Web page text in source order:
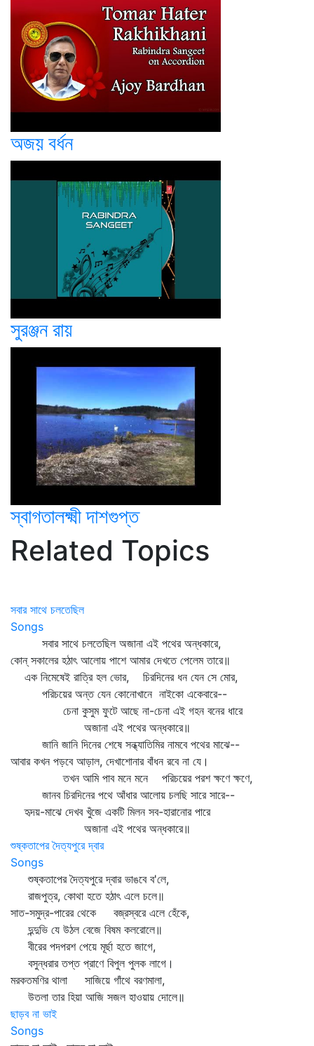
অজয় বর্ধন
সুরঞ্জন রায়
স্বাগতালক্ষ্মী দাশগুপ্ত
Related Topics
সবার সাথে চলতেছিল
Songs
সবার সাথে চলতেছিল অজানা এই পথের অন্ধকারে,
কোন্‌ সকালের হঠাৎ আলোয় পাশে আমার দেখতে পেলেম তারে॥
এক নিমেষেই রাত্রি হল ভোর, চিরদিনের ধন যেন সে মোর,
পরিচয়ের অন্ত যেন কোনোখানে নাইকো একেবারে--
চেনা কুসুম ফুটে আছে না-চেনা এই গহন বনের ধারে
অজানা এই পথের অন্ধকারে॥
জানি জানি দিনের শেষে সন্ধ্যাতিমির নামবে পথের মাঝে--
আবার কখন পড়বে আড়াল, দেখাশোনার বাঁধন রবে না যে।
তখন আমি পাব মনে মনে পরিচয়ের পরশ ক্ষণে ক্ষণে,
জানব চিরদিনের পথে আঁধার আলোয় চলছি সারে সারে--
হৃদয়-মাঝে দেখব খুঁজে একটি মিলন সব-হারানোর পারে
অজানা এই পথের অন্ধকারে॥
শুষ্কতাপের দৈত্যপুরে দ্বার
Songs
শুষ্কতাপের দৈত্যপুরে দ্বার ভাঙবে ব'লে,
রাজপুত্র, কোথা হতে হঠাৎ এলে চলে॥
সাত-সমুদ্র-পারের থেকে বজ্রস্বরে এলে হেঁকে,
দুন্দুভি যে উঠল বেজে বিষম কলরোলে॥
বীরের পদপরশ পেয়ে মূর্ছা হতে জাগে,
বসুন্ধরার তপ্ত প্রাণে বিপুল পুলক লাগে।
মরকতমণির থালা সাজিয়ে গাঁথে বরণমালা,
উতলা তার হিয়া আজি সজল হাওয়ায় দোলে॥
ছাড়ব না ভাই
Songs